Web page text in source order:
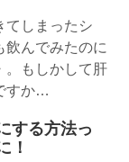
てしまったシ
飲んでみたのに
。もしかして肝
すか…
する方法っ
！